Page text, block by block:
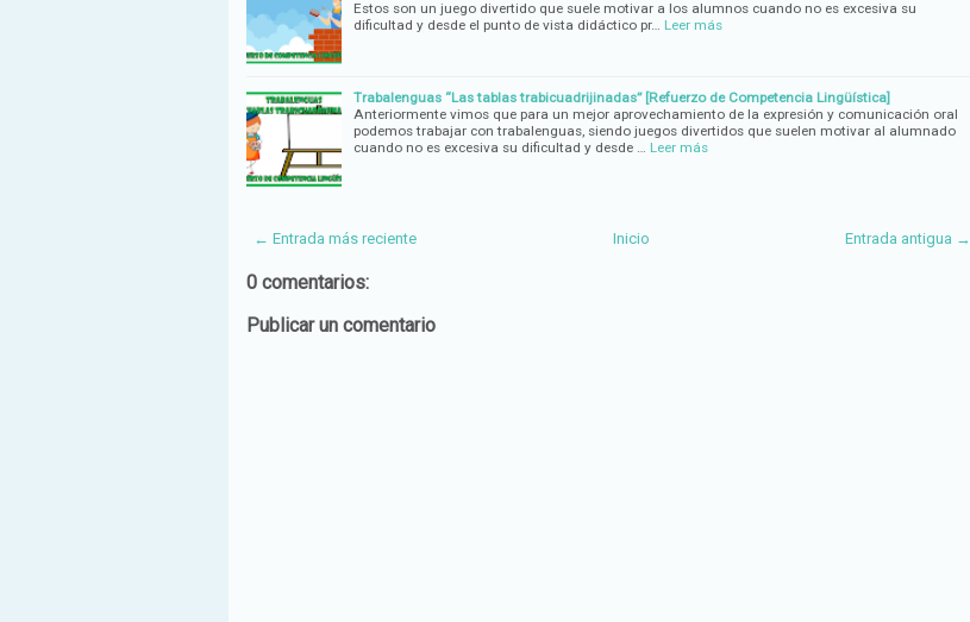
Estos son un juego divertido que suele motivar a los alumnos cuando no es excesiva su
dificultad y desde el punto de vista didáctico pr…
Leer más
Trabalenguas “Las tablas trabicuadrijinadas” [Refuerzo de Competencia Lingüística]
Anteriormente vimos que para un mejor aprovechamiento de la expresión y comunicación oral
podemos trabajar con trabalenguas, siendo juegos divertidos que suelen motivar al alumnado
cuando no es excesiva su dificultad y desde …
Leer más
← Entrada más reciente Entrada antigua →
Inicio
0 comentarios:
Publicar un comentario